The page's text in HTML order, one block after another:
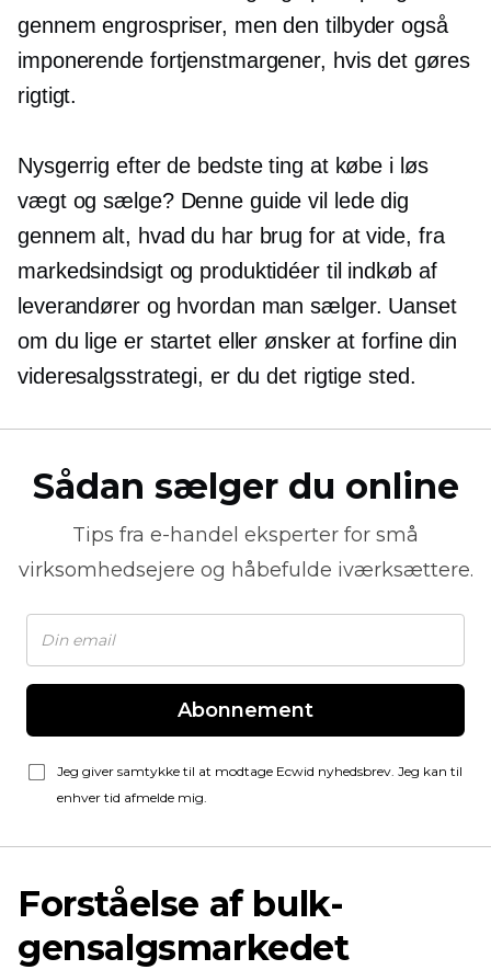
gennem engrospriser, men den tilbyder også
imponerende fortjenstmargener, hvis det gøres
rigtigt.
Nysgerrig efter de bedste ting at købe i løs
vægt og sælge? Denne guide vil lede dig
gennem alt, hvad du har brug for at vide, fra
markedsindsigt og produktidéer til indkøb af
leverandører og hvordan man sælger. Uanset
om du lige er startet eller ønsker at forfine din
videresalgsstrategi, er du det rigtige sted.
Sådan sælger du online
Tips fra e-handel eksperter for små
virksomhedsejere og håbefulde iværksættere.
Abonnement
Jeg giver samtykke til at modtage Ecwid nyhedsbrev. Jeg kan til
enhver tid afmelde mig.
Forståelse af bulk-
gensalgsmarkedet